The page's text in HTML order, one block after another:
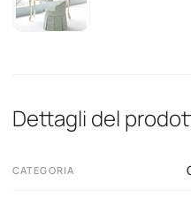
Dettagli del
CATEGORIA